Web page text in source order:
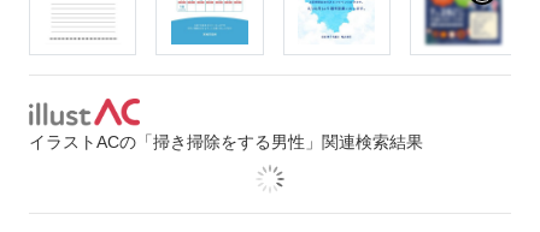
イラストACの「掃き掃除をする男性」関連検索結果